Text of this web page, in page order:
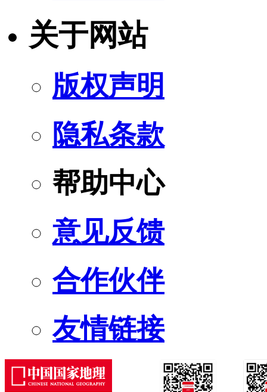
关于网站
版权声明
隐私条款
帮助中心
意见反馈
合作伙伴
友情链接